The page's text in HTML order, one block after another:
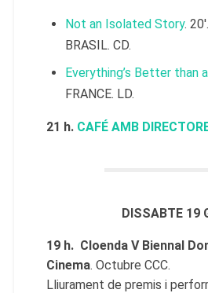
Not an Isolated Story.
BRASIL. CD.
Everything’s Better than
FRANCE. LD.
21 h. CAFÉ AMB
DISSABTE 19
19 h. Cloenda V Biennal
Cinema. Octubre CCC.
Lliurament de premis i